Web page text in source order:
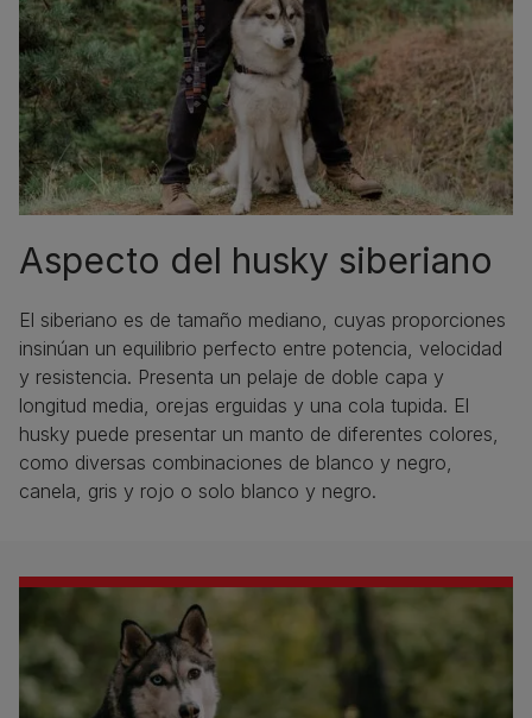
Aspecto del husky siberiano
El siberiano es de tamaño mediano, cuyas proporciones
insinúan un equilibrio perfecto entre potencia, velocidad
y resistencia. Presenta un pelaje de doble capa y
longitud media, orejas erguidas y una cola tupida. El
husky puede presentar un manto de diferentes colores,
como diversas combinaciones de blanco y negro,
canela, gris y rojo o solo blanco y negro.